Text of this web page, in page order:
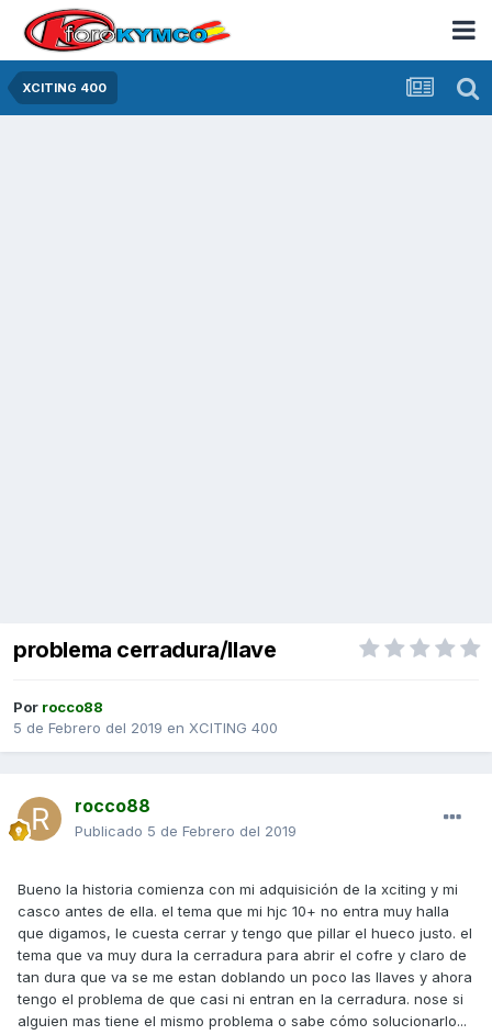
XCITING 400
problema cerradura/llave
Por rocco88
5 de Febrero del 2019 en XCITING 400
rocco88
Publicado 5 de Febrero del 2019
Bueno la historia comienza con mi adquisición de la xciting y mi
casco antes de ella. el tema que mi hjc 10+ no entra muy halla
que digamos, le cuesta cerrar y tengo que pillar el hueco justo. el
tema que va muy dura la cerradura para abrir el cofre y claro de
tan dura que va se me estan doblando un poco las llaves y ahora
tengo el problema de que casi ni entran en la cerradura. nose si
alguien mas tiene el mismo problema o sabe cómo solucionarlo...